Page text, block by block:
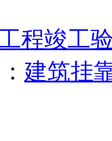
程竣工
建筑挂